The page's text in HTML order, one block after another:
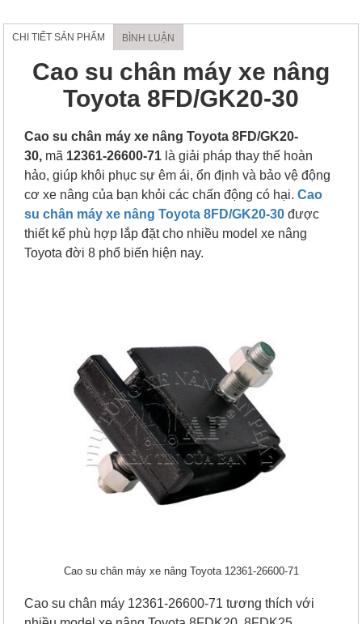
CHI TIẾT SẢN PHẨM BÌNH LUẬN
Cao su chân máy xe nâng
Toyota 8FD/GK20-30
Cao su chân máy xe nâng Toyota 8FD/GK20-
30, mã 12361-26600-71 là giải pháp thay thế hoàn
hảo, giúp khôi phục sự êm ái, ổn định và bảo vệ động
cơ xe nâng của bạn khỏi các chấn động có hại.Cao
su chân máy xe nâng Toyota 8FD/GK20-30 được
thiết kế phù hợp lắp đặt cho nhiều model xe nâng
Toyota đời 8 phổ biến hiện nay.
Cao su chân máy xe nâng Toyota 12361-26600-71
Cao su chân máy 12361-26600-71 tương thích với